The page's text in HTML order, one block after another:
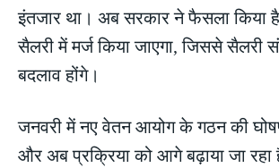
इंतजार था। अब सरकार ने फैसला किया
सैलरी में मर्ज किया जाएगा, जिससे सैलरी
बदलाव होंगे।
जनवरी में नए वेतन आयोग के गठन की
और अब प्रक्रिया को आगे बढ़ाया जा